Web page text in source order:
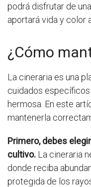
podrá disfrutar de
aportará vida y color
¿Cómo
La cineraria es una
cuidados
hermosa. En este
mantenerla
Primero, debes
cultivo. La cineraria
donde reciba
protegida de los